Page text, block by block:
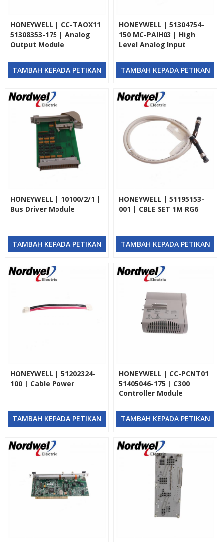
HONEYWELL | CC-TAOX11
51308353-175 | Analog
Output Module
TAMBAH KEPADA PETIKAN
HONEYWELL | 51304754-
150 MC-PAIH03 | High
Level Analog Input
TAMBAH KEPADA PETIKAN
HONEYWELL | 10100/2/1 |
Bus Driver Module
TAMBAH KEPADA PETIKAN
HONEYWELL | 51195153-
001 | CBLE SET 1M RG6
TAMBAH KEPADA PETIKAN
HONEYWELL | 51202324-
100 | Cable Power
TAMBAH KEPADA PETIKAN
HONEYWELL | CC-PCNT01
51405046-175 | C300
Controller Module
TAMBAH KEPADA PETIKAN